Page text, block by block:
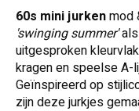
60s mini jurkenmod
'swinging summer'als
uitgesproken
kragen en speelse A-
Geïnspireerd op
zijn deze jurkjes